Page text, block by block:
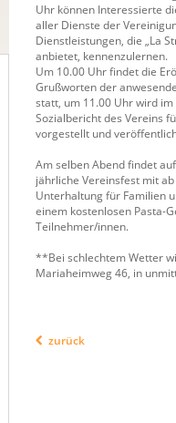
Uhr können Interessierte
aller Dienste der
Dienstleistungen, die „La
anbietet, kennenzulernen.
Um 10.00 Uhr findet die
Grußworten der
statt, um 11.00 Uhr wird
Sozialbericht des Vereins
vorgestellt und
Am selben Abend findet
jährliche Vereinsfest mit
Unterhaltung für Familien
einem kostenlosen Pasta-
Teilnehmer/innen.
**Bei schlechtem Wetter
Mariaheimweg 46, in
zurück